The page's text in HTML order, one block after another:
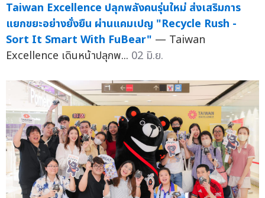
Taiwan Excellence ปลุกพลังคนรุ่นใหม่ ส่งเสริมการ
แยกขยะอย่างยั่งยืน ผ่านแคมเปญ "Recycle Rush -
Sort It Smart With FuBear" — Taiwan
Excellence เดินหน้าปลุกพ... 02 มิ.ย.